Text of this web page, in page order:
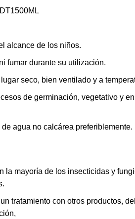
alcance de los niños.
fumar durante su utilización.
seco, bien ventilado y a
de germinación, vegetativo y
agua no calcárea preferiblemente.
la mayoría de los insecticidas y
tratamiento con otros productos,